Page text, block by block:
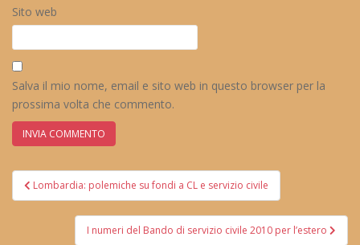
Sito web
Salva il mio nome, email e sito web in questo browser per la
prossima volta che commento.
Navigazione
articoli
Lombardia: polemiche su fondi a CL e servizio civile
I numeri del Bando di servizio civile 2010 per l’estero